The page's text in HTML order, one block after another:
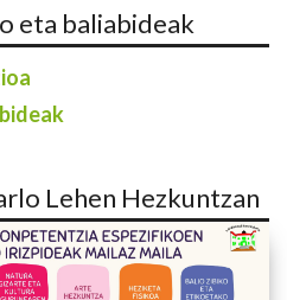
eta baliabideak
Lehen Hezkuntzan